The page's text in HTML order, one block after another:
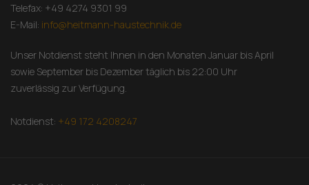
Telefax: +49 4274 9301 99
E-Mail: info@heitmann-haustechnik.de
Unser Notdienst steht Ihnen in den Monaten Januar bis April
sowie September bis Dezember täglich bis 22:00 Uhr
zuverlässig zur Verfügung.
Notdienst: +49 172 4208247